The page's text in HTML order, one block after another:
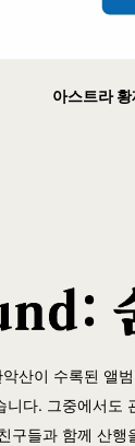
아스트라
산이 수록된 앨범
니다. 그중에서도
구들과 함께 산행